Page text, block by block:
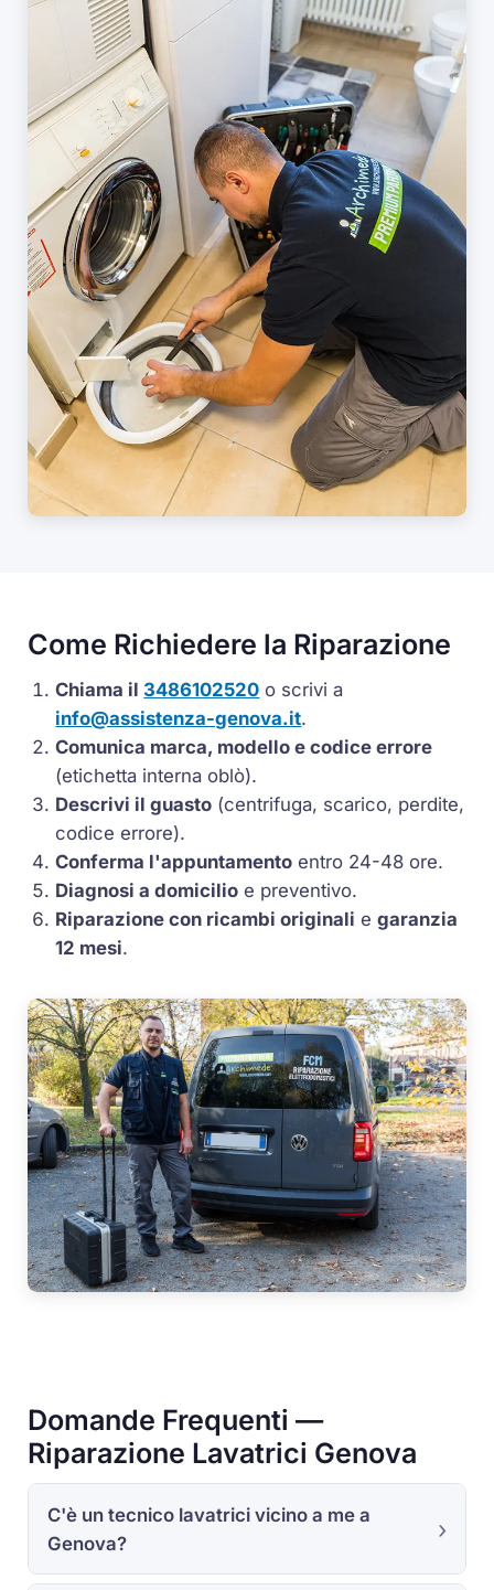
Come Richiedere la Riparazione
Chiama il 3486102520 o scrivi a
info@assistenza-genova.it.
Comunica marca, modello e codice errore
(etichetta interna oblò).
Descrivi il guasto (centrifuga, scarico, perdite,
codice errore).
Conferma l'appuntamento entro 24-48 ore.
Diagnosi a domicilio e preventivo.
Riparazione con ricambi originali egaranzia
12 mesi.
Domande Frequenti —
Riparazione Lavatrici Genova
C'è un tecnico lavatrici vicino a me a
Genova?